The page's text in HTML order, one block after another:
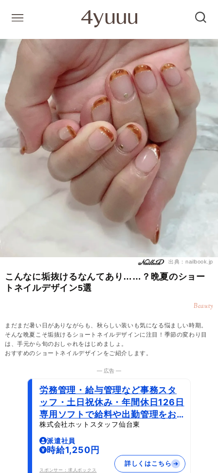
出典：nailbook.jp
こんなに垢抜けるなんてあり……？晩夏のショー
トネイルデザイン5選
Beauty
まだまだ暑い日がありながらも、秋らしい装いも気になる悩ましい時期。
そんな晩夏こそ垢抜けるショートネイルデザインに注目！季節の変わり目
は、手元から旬のおしゃれをはじめましょ。
おすすめのショートネイルデザインをご紹介します。
― 広告 ―
労務管理・給与管理など事務スタ
ッフ・土日祝休み・年間休日126日
専用ソフトで給料や出勤管理をお
任せ
株式会社ホットスタッフ仙台東
派遣社員
時給1,250円
スポンサー：求人ボックス
詳しくはこちら